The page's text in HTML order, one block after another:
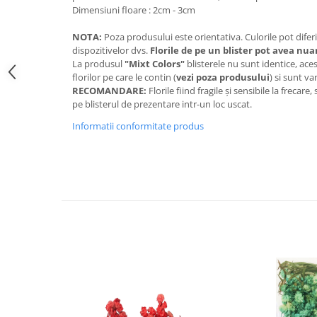
Dimensiuni floare : 2cm - 3cm
NOTA: Poza produsului este orientativa. Culorile pot
dispozitivelor dvs. Florile de pe un blister pot avea
La produsul "Mixt Colors" blisterele nu sunt identice,
florilor pe care le contin (vezi poza produsului) si sunt
RECOMANDARE: Florile fiind fragile și sensibile la
pe blisterul de prezentare intr-un loc uscat.
Informatii conformitate produs